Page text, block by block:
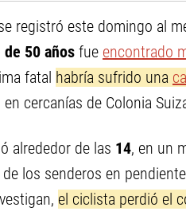
registró este domingo al
de 50 años fue encontrado
fatal habría sufrido una
en cercanías de Colonia
alrededor de las 14, en un
los senderos en
el ciclista perdió el